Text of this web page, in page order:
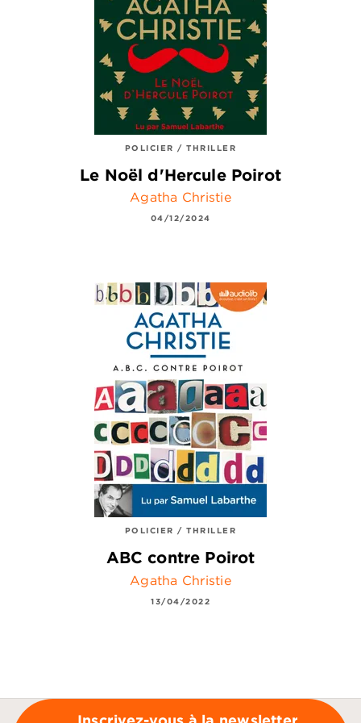
POLICIER / THRILLER
Le Noël d'Hercule Poirot
Agatha Christie
04/12/2024
POLICIER / THRILLER
ABC contre Poirot
Agatha Christie
13/04/2022